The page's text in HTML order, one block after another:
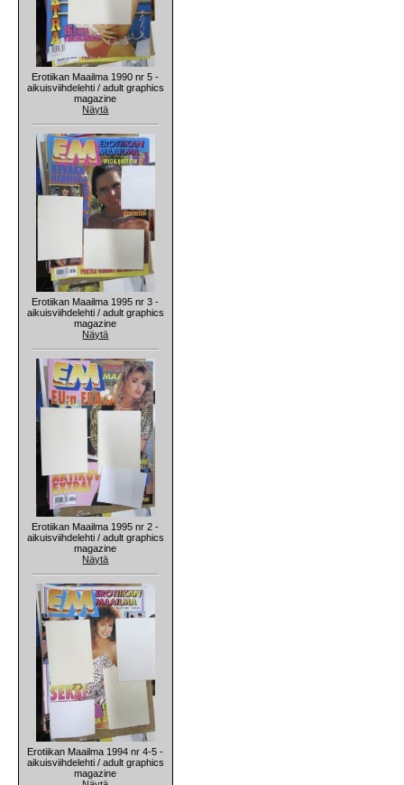
Erotiikan Maailma 1990 nr 5 -
aikuisviihdelehti / adult graphics
magazine
Näytä
Erotiikan Maailma 1995 nr 3 -
aikuisviihdelehti / adult graphics
magazine
Näytä
Erotiikan Maailma 1995 nr 2 -
aikuisviihdelehti / adult graphics
magazine
Näytä
Erotiikan Maailma 1994 nr 4-5 -
aikuisviihdelehti / adult graphics
magazine